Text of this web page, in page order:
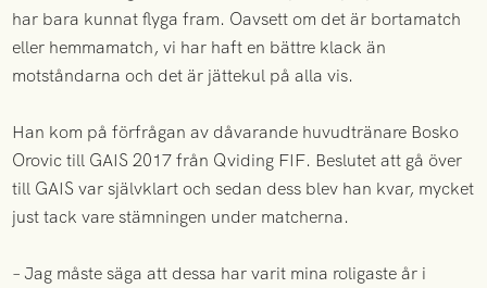
har bara kunnat flyga fram. Oavsett om det är bortamatch
eller hemmamatch, vi har haft en bättre klack än
motståndarna och det är jättekul på alla vis.
Han kom på förfrågan av dåvarande huvudtränare Bosko
Orovic till GAIS 2017 från Qviding FIF. Beslutet att gå över
till GAIS var självklart och sedan dess blev han kvar, mycket
just tack vare stämningen under matcherna.
– Jag måste säga att dessa har varit mina roligaste år i